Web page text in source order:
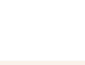
på LinkedIn